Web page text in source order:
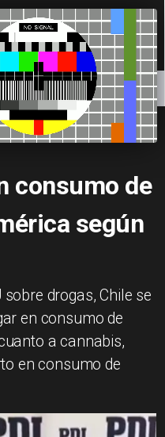
DEPORTES
consumo de
según
drogas, Chile se
en consumo de
a cannabis,
en consumo de